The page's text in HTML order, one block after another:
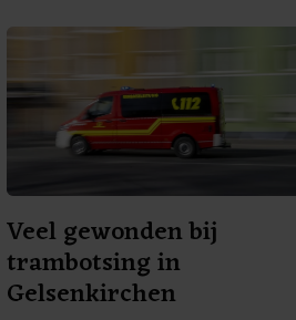
Veel gewonden bij
trambotsing in
Gelsenkirchen